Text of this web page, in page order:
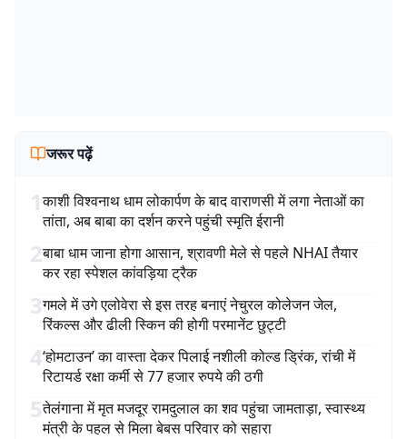
जरूर पढ़ें
1काशी विश्वनाथ धाम लोकार्पण के बाद वाराणसी में लगा नेताओं का
तांता, अब बाबा का दर्शन करने पहुंची स्मृति ईरानी
2बाबा धाम जाना होगा आसान, श्रावणी मेले से पहले NHAI तैयार
कर रहा स्पेशल कांवड़िया ट्रैक
3गमले में उगे एलोवेरा से इस तरह बनाएं नेचुरल कोलेजन जेल,
रिंकल्स और ढीली स्किन की होगी परमानेंट छुट्टी
4‘होमटाउन’ का वास्ता देकर पिलाई नशीली कोल्ड ड्रिंक, रांची में
रिटायर्ड रक्षा कर्मी से 77 हजार रुपये की ठगी
5तेलंगाना में मृत मजदूर रामदुलाल का शव पहुंचा जामताड़ा, स्वास्थ्य
मंत्री के पहल से मिला बेबस परिवार को सहारा